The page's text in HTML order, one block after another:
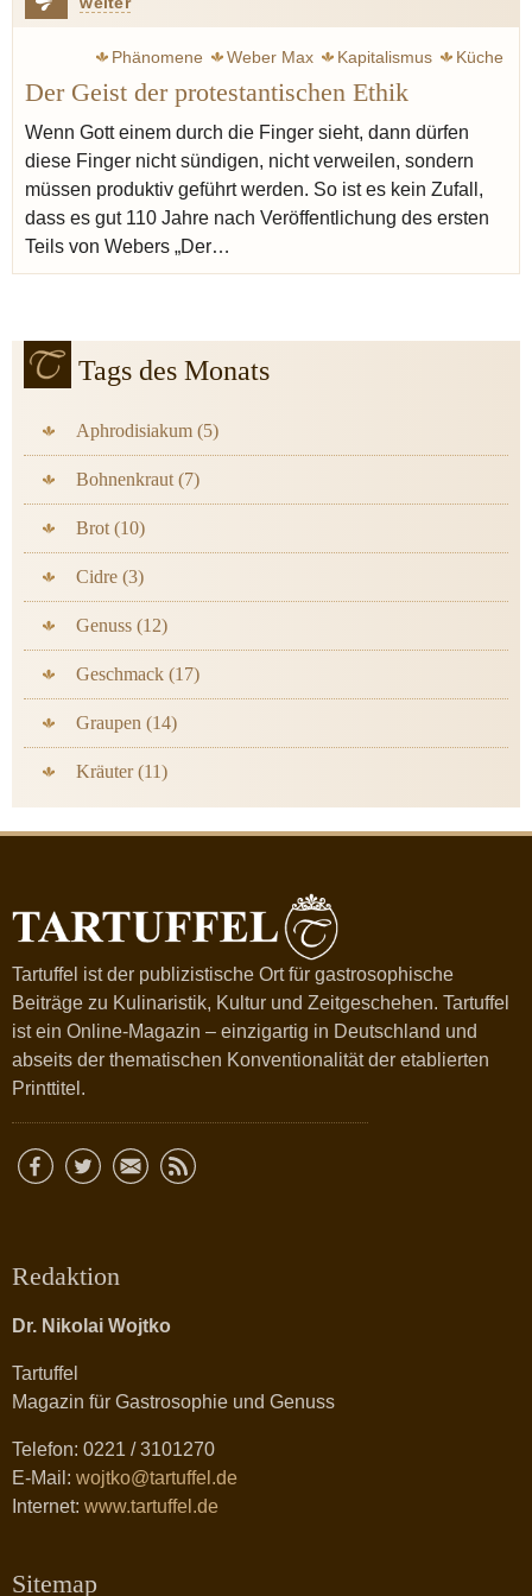
Phänomene Weber Max Kapitalismus
Küche
Kochkunst
Serres Michel Ferran Adria
Redzepi René
Noma
Geist Hand Kunst Kultur
Nova Regio
Der Geist der protestantischen Ethik
Wenn Gott einem durch die Finger sieht, dann dürfen
diese Finger nicht sündigen, nicht verweilen, sondern
müssen produktiv geführt werden. So ist es kein Zufall,
dass es gut 110 Jahre nach Veröffentlichung des ersten
Teils von Webers „Der…
Tags des Monats
Aphrodisiakum (5)
Bohnenkraut (7)
Brot (10)
Cidre (3)
Genuss (12)
Geschmack (17)
Graupen (14)
Kräuter (11)
Tartuffel ist der publizistische Ort für gastrosophische
Beiträge zu Kulinaristik, Kultur und Zeitgeschehen. Tartuffel
ist ein Online-Magazin – einzigartig in Deutschland und
abseits der thematischen Konventionalität der etablierten
Printtitel.
Redaktion
Dr. Nikolai Wojtko
Tartuffel
Magazin für Gastrosophie und Genuss
Telefon: 0221 / 3101270
E-Mail: wojtko@tartuffel.de
Internet: www.tartuffel.de
Sitemap